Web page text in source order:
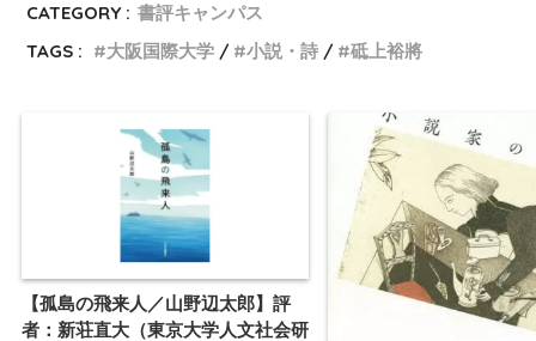
CATEGORY : 書評キャンパス
TAGS :
大阪国際大学 小説・詩 砥上裕將
【孤島の飛来人／山野辺太郎】評
者：新荘直大（東京大学人文社会研